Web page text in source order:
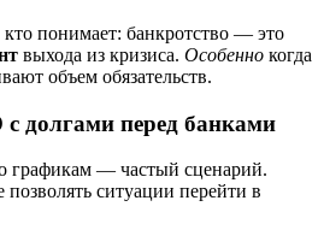
кто понимает: банкротство — это
выхода из кризиса. Особенно когда
объем обязательств.
долгами перед банками
графикам — частый сценарий.
ситуации перейти в